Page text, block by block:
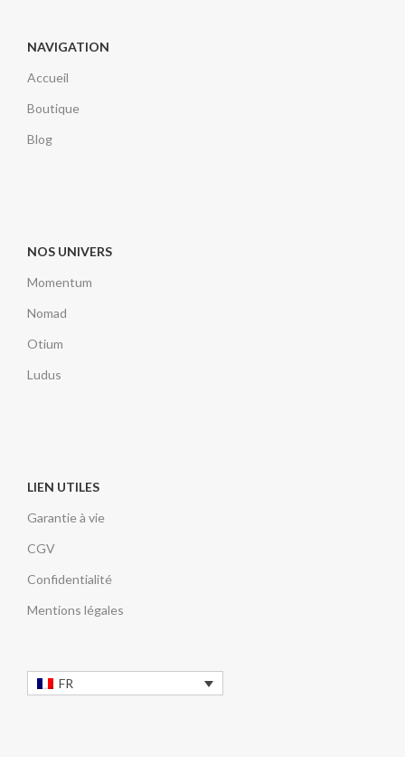
NAVIGATION
Accueil
Boutique
Blog
NOS UNIVERS
Momentum
Nomad
Otium
Ludus
LIEN UTILES
Garantie à vie
CGV
Confidentialité
Mentions légales
FR